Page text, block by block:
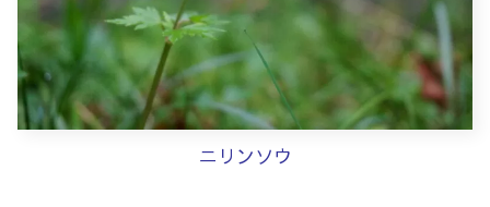
ニリンソウ